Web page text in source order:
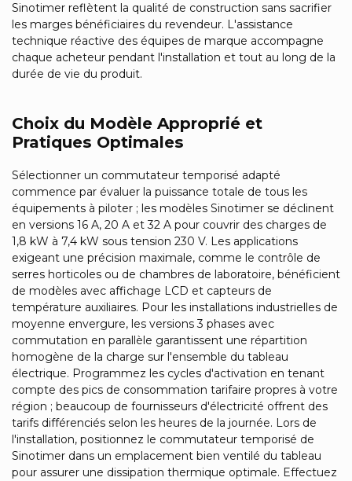
Sinotimer reflètent la qualité de construction sans sacrifier
les marges bénéficiaires du revendeur. L'assistance
technique réactive des équipes de marque accompagne
chaque acheteur pendant l'installation et tout au long de la
durée de vie du produit.
Choix du Modèle Approprié et
Pratiques Optimales
Sélectionner un commutateur temporisé adapté
commence par évaluer la puissance totale de tous les
équipements à piloter ; les modèles Sinotimer se déclinent
en versions 16 A, 20 A et 32 A pour couvrir des charges de
1,8 kW à 7,4 kW sous tension 230 V. Les applications
exigeant une précision maximale, comme le contrôle de
serres horticoles ou de chambres de laboratoire, bénéficient
de modèles avec affichage LCD et capteurs de
température auxiliaires. Pour les installations industrielles de
moyenne envergure, les versions 3 phases avec
commutation en parallèle garantissent une répartition
homogène de la charge sur l'ensemble du tableau
électrique. Programmez les cycles d'activation en tenant
compte des pics de consommation tarifaire propres à votre
région ; beaucoup de fournisseurs d'électricité offrent des
tarifs différenciés selon les heures de la journée. Lors de
l'installation, positionnez le commutateur temporisé de
Sinotimer dans un emplacement bien ventilé du tableau
pour assurer une dissipation thermique optimale. Effectuez